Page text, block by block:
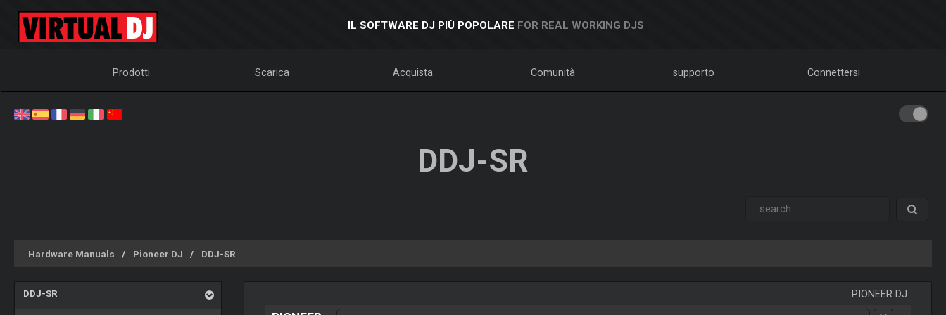
IL SOFTWARE DJ PIÙ POPOLARE FOR REAL WORKING DJS
Prodotti Scarica Acquista Comunità supporto Connettersi
DDJ-SR
Hardware Manuals Pioneer DJ DDJ-SR
DDJ-SR PIONEER DJ